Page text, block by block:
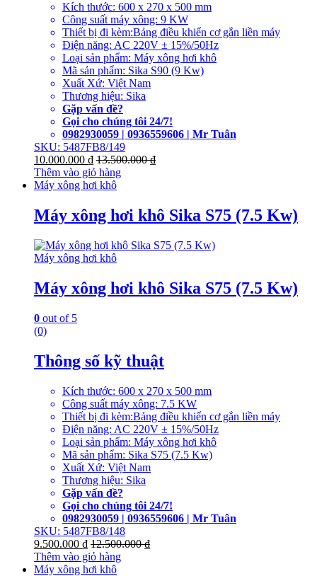
Kích thước: 600 x 270 x 500 mm
Công suất máy xông: 9 KW
Thiết bị đi kèm:Bảng điều khiển cơ gắn liền máy
Điện năng: AC 220V ± 15%/50Hz
Loại sản phẩm: Máy xông hơi khô
Mã sản phẩm: Sika S90 (9 Kw)
Xuất Xứ: Việt Nam
Thương hiệu: Sika
Gặp vấn đề?
Gọi cho chúng tôi 24/7!
0982930059 | 0936559606 | Mr Tuân
SKU: 5487FB8/149
10.000.000 ₫ 13.500.000₫
Thêm vào giỏ hàng
Máy xông hơi khô
Máy xông hơi khô Sika S75 (7.5 Kw)
Máy xông hơi khô
Máy xông hơi khô Sika S75 (7.5 Kw)
0 out of 5
(0)
Thông số kỹ thuật
Kích thước: 600 x 270 x 500 mm
Công suất máy xông: 7.5 KW
Thiết bị đi kèm:Bảng điều khiển cơ gắn liền máy
Điện năng: AC 220V ± 15%/50Hz
Loại sản phẩm: Máy xông hơi khô
Mã sản phẩm: Sika S75 (7.5 Kw)
Xuất Xứ: Việt Nam
Thương hiệu: Sika
Gặp vấn đề?
Gọi cho chúng tôi 24/7!
0982930059 | 0936559606 | Mr Tuân
SKU: 5487FB8/148
9.500.000 ₫ 12.500.000₫
Thêm vào giỏ hàng
Máy xông hơi khô